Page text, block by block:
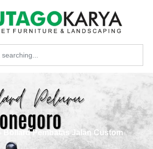
Bollard Pembatas Jalan Custom